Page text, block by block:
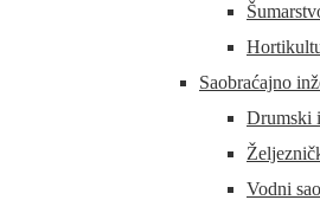
Saobraćajno
Drumski
Vodni